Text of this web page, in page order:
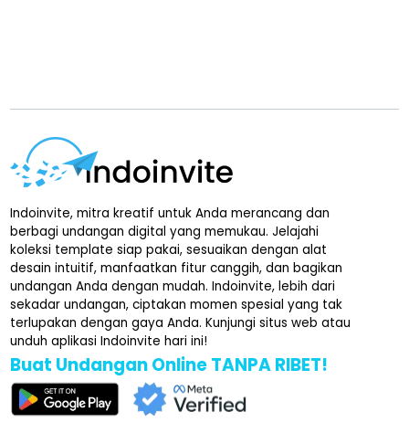
Indoinvite, mitra kreatif untuk Anda merancang dan
berbagi undangan digital yang memukau. Jelajahi
koleksi template siap pakai, sesuaikan dengan alat
desain intuitif, manfaatkan fitur canggih, dan bagikan
undangan Anda dengan mudah. Indoinvite, lebih dari
sekadar undangan, ciptakan momen spesial yang tak
terlupakan dengan gaya Anda. Kunjungi situs web atau
unduh aplikasi Indoinvite hari ini!
Buat Undangan Online TANPA RIBET!